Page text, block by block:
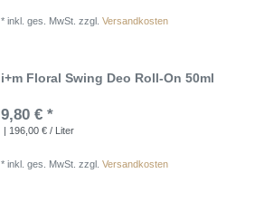
*inkl. ges. MwSt. zzgl.Versandkosten
i+m Floral Swing Deo Roll-On 50ml
9,80 € *
| 196,00 € / Liter
*inkl. ges. MwSt. zzgl.Versandkosten